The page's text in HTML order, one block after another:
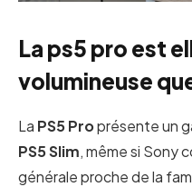
La ps5 pro est
volumineuse
La PS5 Proprésente un
PS5 Slim, même si Sony
générale proche de la